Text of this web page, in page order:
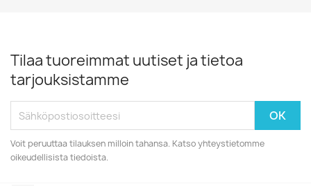
Tilaa tuoreimmat uutiset ja tietoa
tarjouksistamme
Voit peruuttaa tilauksen milloin tahansa. Katso yhteystietomme
oikeudellisista tiedoista.